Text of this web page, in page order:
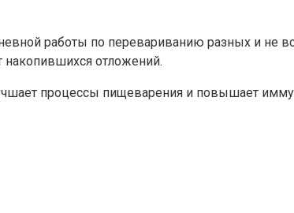
работы по перевариванию разных и не
накопившихся отложений.
процессы пищеварения и повышает